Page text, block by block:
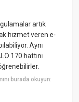
artık
hizmet veren e-
Aynı
170 hattını
burada okuyun: